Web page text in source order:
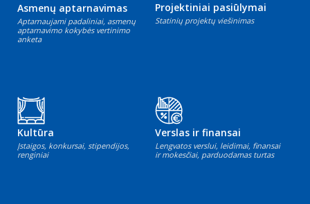
Asmenų aptarnavimas
Aptarnaujami padaliniai, asmenų
aptarnavimo kokybės vertinimo
anketa
Projektiniai pasiūlymai
Statinių projektų viešinimas
Kultūra
Įstaigos, konkursai, stipendijos,
renginiai
Verslas ir finansai
Lengvatos verslui, leidimai, finansai
ir mokesčiai, parduodamas turtas